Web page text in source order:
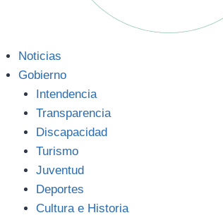
Noticias
Gobierno
Intendencia
Transparencia
Discapacidad
Turismo
Juventud
Deportes
Cultura e Historia